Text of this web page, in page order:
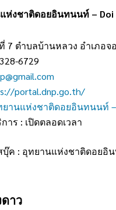
ห่งชาติดอยอินทนนท์ –
7 ตำบลบ้านหลวง อำเภอจ
6729
portal.dnp.go.th/
านแห่งชาติดอยอินทนนท์ –
าร : เปิดตลอดเวลา
: อุทยานแห่งชาติดอยอิน
าว